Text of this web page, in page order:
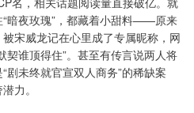
暗夜玫瑰”，都藏着小甜料——原来
宋威龙记在心里成了专属昵称，网
契谁顶得住”。甚至有传言说两人将
剧未终就官宣双人商务”的稀缺案
力。